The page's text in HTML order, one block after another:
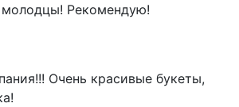
молодцы! Рекомендую!
Очень красивые букеты,